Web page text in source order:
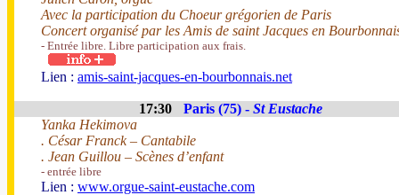
Avec la participation du Choeur grégorien de Paris
Concert organisé par les Amis de saint Jacques en
- Entrée libre. Libre participation aux frais.
Lien : amis-saint-jacques-en-bourbonnais.net
17:30 Paris (75) - St Eustache
Yanka Hekimova
. César Franck – Cantabile
. Jean Guillou – Scènes d’enfant
- entrée libre
Lien : www.orgue-saint-eustache.com